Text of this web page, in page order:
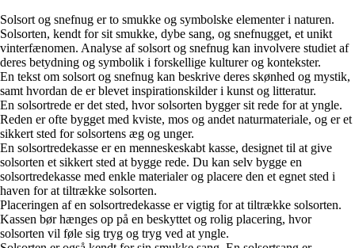
Solsort og snefnug er to smukke og symbolske elementer i naturen.
Solsorten, kendt for sit smukke, dybe sang, og snefnugget, et unikt
vinterfænomen. Analyse af solsort og snefnug kan involvere studiet af
deres betydning og symbolik i forskellige kulturer og kontekster.
En tekst om solsort og snefnug kan beskrive deres skønhed og mystik,
samt hvordan de er blevet inspirationskilder i kunst og litteratur.
En solsortrede er det sted, hvor solsorten bygger sit rede for at yngle.
Reden er ofte bygget med kviste, mos og andet naturmateriale, og er et
sikkert sted for solsortens æg og unger.
En solsortredekasse er en menneskeskabt kasse, designet til at give
solsorten et sikkert sted at bygge rede. Du kan selv bygge en
solsortredekasse med enkle materialer og placere den et egnet sted i
haven for at tiltrække solsorten.
Placeringen af en solsortredekasse er vigtig for at tiltrække solsorten.
Kassen bør hænges op på en beskyttet og rolig placering, hvor
solsorten vil føle sig tryg og tryg ved at yngle.